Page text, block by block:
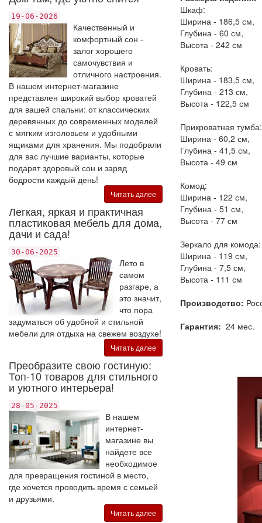
19-06-2026
Качественный и
комфортный сон -
залог хорошего
самочувствия и
отличного настроения.
В нашем интернет-магазине
представлен широкий выбор кроватей
для вашей спальни: от классических
деревянных до современных моделей
с мягким изголовьем и удобными
ящиками для хранения. Мы подобрали
для вас лучшие варианты, которые
подарят здоровый сон и заряд
бодрости каждый день!
Читать далее
Легкая, яркая и практичная
пластиковая мебель для дома,
дачи и сада!
30-06-2025
Лето в
самом
разгаре, а
это значит,
что пора
задуматься об удобной и стильной
мебели для отдыха на свежем воздухе!
Читать далее
Преобразите свою гостиную:
Топ-10 товаров для стильного
и уютного интерьера!
28-05-2025
В нашем
интернет-
магазине вы
найдете все
необходимое
для превращения гостиной в место,
где хочется проводить время с семьей
и друзьями.
Читать далее
Шкаф:
Ширина - 186,5 см,
Глубина - 60 см,
Высота - 242 см
Кровать:
Ширина - 183,5 см,
Глубина - 213 см,
Высота - 122,5 см
Прикроватная тумба:
Ширина - 60,2 см,
Глубина - 41,5 см,
Высота - 49 см
Комод:
Ширина - 122 см,
Глубина - 51 см,
Высота - 77 см
Зеркало для комода:
Ширина - 119 см,
Глубина - 7,5 см,
Высота - 111 см
Производство:
Гарантия: 24 мес.